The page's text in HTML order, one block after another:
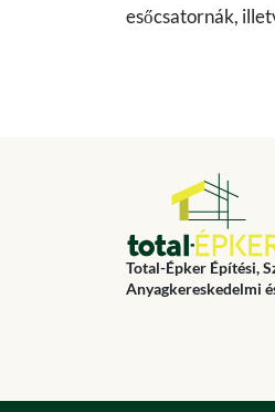
esőcsatornák,
Total-Épker Építési,
Anyagkereskedelmi